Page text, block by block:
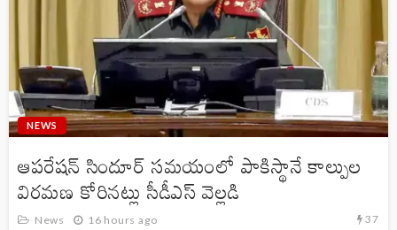
NEWS
ఆపరేషన్‌ సిందూర్‌ సమయంలో పాకిస్థానే కాల్పుల
విరమణ కోరినట్లు సీడీఎస్‌ వెల్లడి
News 16 hours ago 37